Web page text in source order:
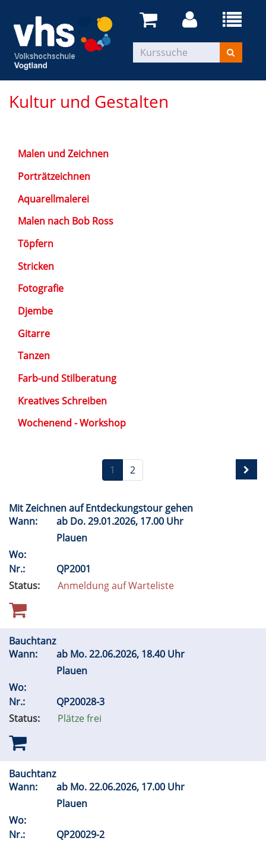
Kultur und Gestalten
Malen und Zeichnen
Porträtzeichnen
Aquarellmalerei
Malen nach Bob Ross
Töpfern
Stricken
Fotografie
Djembe
Gitarre
Tanzen
Farb-und Stilberatung
Kreatives Schreiben
Wochenend - Workshop
1 2
Mit Zeichnen auf Entdeckungstour gehen
Wann:
ab Do.29.01.2026, 17.00 Uhr
Plauen
Wo:
Nr.:
QP2001
Status:
Anmeldung auf Warteliste
Bauchtanz
Wann:
ab Mo.22.06.2026, 18.40 Uhr
Plauen
Wo:
Nr.:
QP20028-3
Status:
Plätze frei
Bauchtanz
Wann:
ab Mo.22.06.2026, 17.00 Uhr
Plauen
Wo:
Nr.:
QP20029-2